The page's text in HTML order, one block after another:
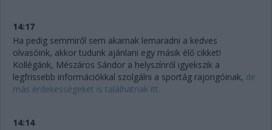
14:17
Ha pedig semmiről sem akarnak lemaradni a kedves
olvasóink, akkor tudunk ajánlani egy másik élő cikket!
Kollégánk, Mészáros Sándor a helyszínről igyekszik a
legfrissebb információkkal szolgálni a sportág rajongóinak, de
más érdekességeket is találhatnak itt.
14:14